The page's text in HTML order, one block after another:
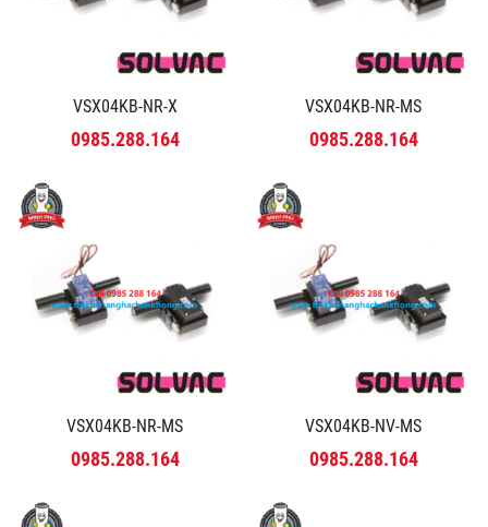
VSX04KB-NR-X
0985.288.164
VSX04KB-NR-MS
0985.288.164
VSX04KB-NR-MS
0985.288.164
VSX04KB-NV-MS
0985.288.164